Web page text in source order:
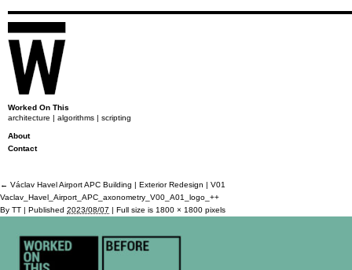
Worked On This
architecture | algorithms | scripting
About
Contact
← Václav Havel Airport APC Building | Exterior Redesign | V01
Vaclav_Havel_Airport_APC_axonometry_V00_A01_logo_++
By TT | Published 2023/08/07 | Full size is 1800 × 1800 pixels